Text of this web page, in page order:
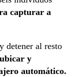
capturar a
detener al resto
y
automático.